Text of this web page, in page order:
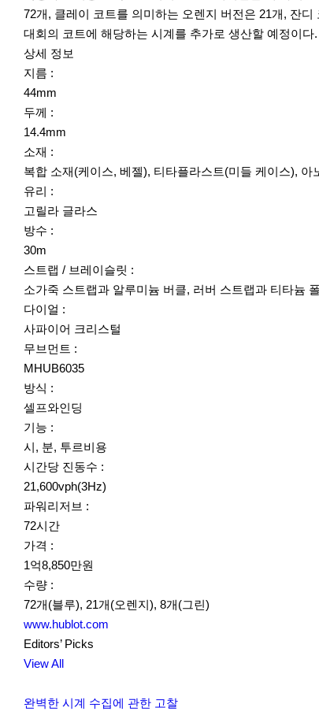
72개, 클레이 코트를 의미하는 오렌지 버전은 21개, 잔
대회의 코트에 해당하는 시계를 추가로 생산할 예정이
상세 정보
지름 :
44mm
두께 :
14.4mm
소재 :
복합 소재(케이스, 베젤), 티타플라스트(미들 케이스), 아
유리 :
고릴라 글라스
방수 :
30m
스트랩 / 브레이슬릿 :
소가죽 스트랩과 알루미늄 버클, 러버 스트랩과 티타늄
다이얼 :
사파이어 크리스털
무브먼트 :
MHUB6035
방식 :
셀프와인딩
기능 :
시, 분, 투르비용
시간당 진동수 :
21,600vph(3Hz)
파워리저브 :
72시간
가격 :
1억8,850만원
수량 :
72개(블루), 21개(오렌지), 8개(그린)
www.hublot.com
Editors’ Picks
View All
완벽한 시계 수집에 관한 고찰